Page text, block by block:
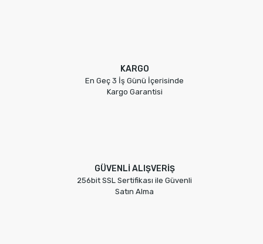
KARGO
En Geç 3 İş Günü İçerisinde
Kargo Garantisi
GÜVENLİ ALIŞVERİŞ
256bit SSL Sertifikası ile Güvenli
Satın Alma